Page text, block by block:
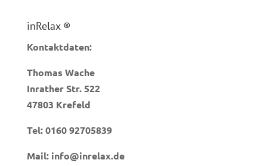
inRelax ®
Kontaktdaten:
Thomas Wache
Inrather Str. 522
47803 Krefeld
Tel:0160 92705839
Mail: info@inrelax.de